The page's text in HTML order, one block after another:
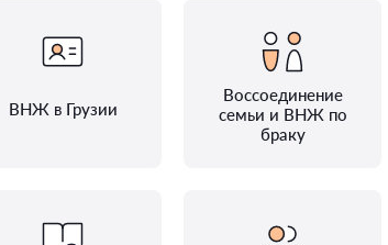
ВНЖ в Грузии
Воссоединение
семьи и ВНЖ по
браку